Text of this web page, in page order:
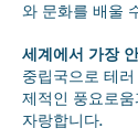
와 문화를 배울
세계에서 가장
중립국으로 테
제적인 풍요로
자랑합니다.